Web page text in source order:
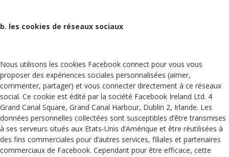
b. les cookies de réseaux sociaux
Nous utilisons les cookies Facebook connect pour vous vous
proposer des expériences sociales personnalisées (aimer,
commenter, partager) et vous connecter directement à ce réseaux
social. Ce cookie est édité par la société Facebook Ireland Ltd. 4
Grand Canal Square, Grand Canal Harbour, Dublin 2, Irlande. Les
données personnelles collectées sont susceptibles d’être transmises
à ses serveurs situés aux Etats-Unis d’Amérique et être réutilisées à
des fins commerciales pour d’autres services, filiales et partenaires
commerciaux de Facebook. Cependant pour être efficace, cette